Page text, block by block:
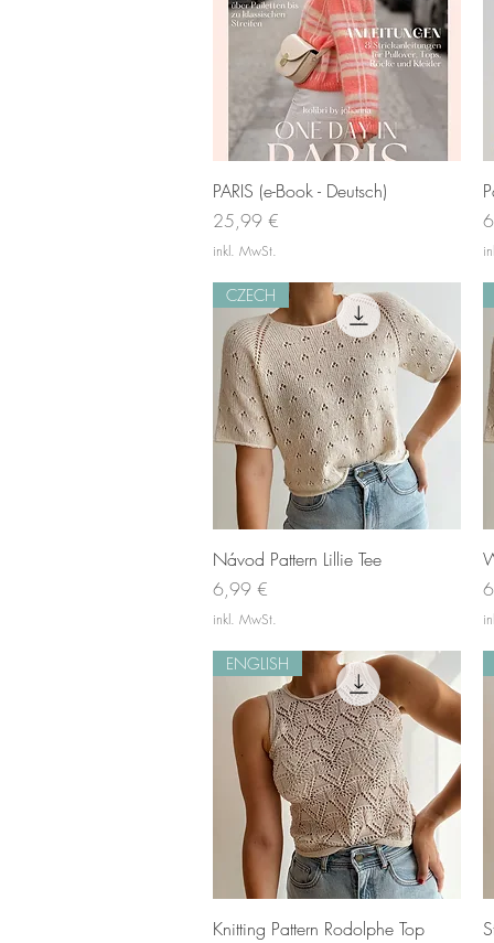
Schnellansicht
PARIS (e-Book - Deutsch)
Preis
25,99 €
inkl. MwSt.
Schnellansicht
CZECH
Návod Pattern Lillie Tee
Preis
6,99 €
inkl. MwSt.
Schnellansicht
ENGLISH
Knitting Pattern Rodolphe Top